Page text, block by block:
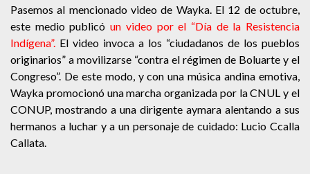
Pasemos al mencionado video de Wayka. El 12 de octubre,
este medio publicóun video por el “Día de la Resistencia
Indígena”. El video invoca a los “ciudadanos de los pueblos
originarios” a movilizarse “contra el régimen de Boluarte y el
Congreso”. De este modo, y con una música andina emotiva,
Wayka promocionó una marcha organizada por la CNUL y el
CONUP, mostrando a una dirigente aymara alentando a sus
hermanos a luchar y a un personaje de cuidado: Lucio Ccalla
Callata.